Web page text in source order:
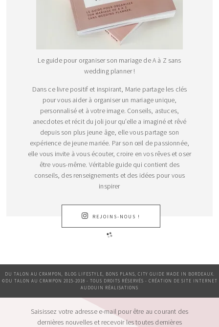
Le guide pour organiser son mariage de A à Z sans
wedding planner !
Dans ce livre positif et inspirant, Marie partage les clés
pour vous aider à organiser un mariage unique,
personnalisé et à votre image. Conseils, astuces,
anecdotes et récit du joli jour qu’elle a imaginé et rêvé
depuis son plus jeune âge, elle vous partage son
expérience de jeune mariée. Par son œil de passionnée,
elle vous invite à vous écouter, croire en vos rêves et oser
être vous-même. Véritable guide qui contient des
conseils, des renseignements et des idées pour vous
inspirer
REJOINS-NOUS !
DU TALON AU CRAMPON, BLOG LIFESTYLE, BONS PLANS, CITY GUIDE MADE IN BORDEAUX.
©DU TALON AU CRAMPON 2015-2018 - TOUS DROITS RÉSERVÉS - CRÉATION DE SITE INTERNET
AUDOUIN RÉALISATIONS
Saisissez votre adresse e-mail pour être au courant des
dernières nouvelles et recevoir les toutes dernières